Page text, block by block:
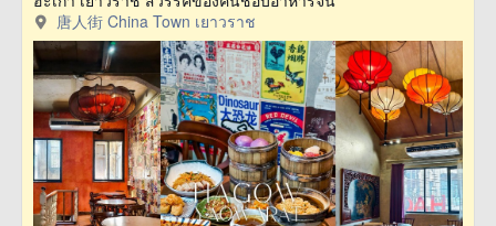
唐人街 China Town เยาวราช